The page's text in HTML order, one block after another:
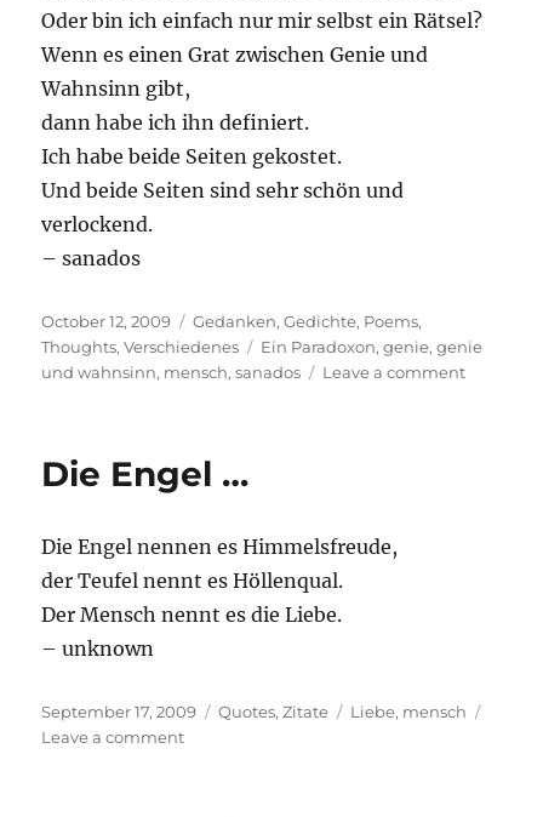
Oder bin ich einfach nur mir selbst ein Rätsel?
Wenn es einen Grat zwischen Genie und
Wahnsinn gibt,
dann habe ich ihn definiert.
Ich habe beide Seiten gekostet.
Und beide Seiten sind sehr schön und
verlockend.
– sanados
Posted
on
October 12, 2009 Categories
Gedanken,Gedichte, Poems,
Thoughts,Verschiedenes Tags
Ein Paradoxon,genie,genie
und wahnsinn, mensch,sanados Leave a commenton
Die Engel …
Die Engel nennen es Himmelsfreude,
der Teufel nennt es Höllenqual.
Der Mensch nennt es die Liebe.
– unknown
Posted
on
September 17, 2009 Categories
Quotes,Zitate Tags
Liebe, mensch
Leave a commenton